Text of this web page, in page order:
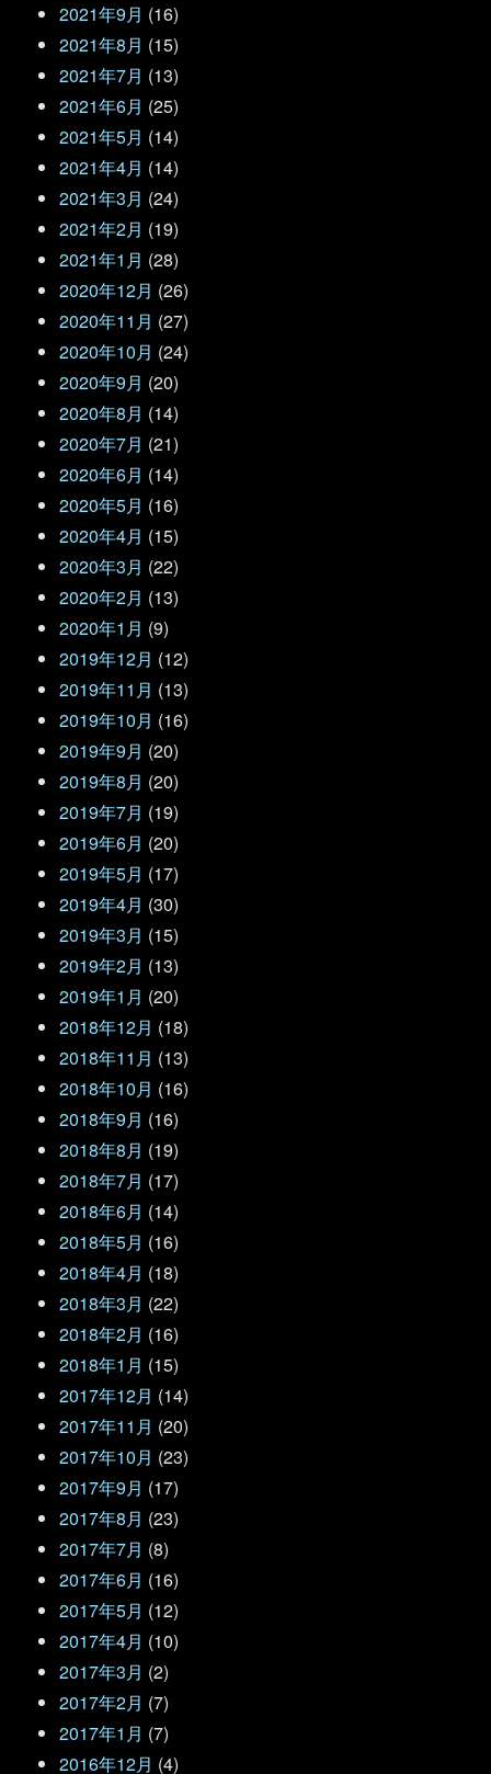
2021年9月 (16)
2021年8月 (15)
2021年7月 (13)
2021年6月 (25)
2021年5月 (14)
2021年4月 (14)
2021年3月 (24)
2021年2月 (19)
2021年1月 (28)
2020年12月 (26)
2020年11月 (27)
2020年10月 (24)
2020年9月 (20)
2020年8月 (14)
2020年7月 (21)
2020年6月 (14)
2020年5月 (16)
2020年4月 (15)
2020年3月 (22)
2020年2月 (13)
2020年1月 (9)
2019年12月 (12)
2019年11月 (13)
2019年10月 (16)
2019年9月 (20)
2019年8月 (20)
2019年7月 (19)
2019年6月 (20)
2019年5月 (17)
2019年4月 (30)
2019年3月 (15)
2019年2月 (13)
2019年1月 (20)
2018年12月 (18)
2018年11月 (13)
2018年10月 (16)
2018年9月 (16)
2018年8月 (19)
2018年7月 (17)
2018年6月 (14)
2018年5月 (16)
2018年4月 (18)
2018年3月 (22)
2018年2月 (16)
2018年1月 (15)
2017年12月 (14)
2017年11月 (20)
2017年10月 (23)
2017年9月 (17)
2017年8月 (23)
2017年7月 (8)
2017年6月 (16)
2017年5月 (12)
2017年4月 (10)
2017年3月 (2)
2017年2月 (7)
2017年1月 (7)
2016年12月 (4)